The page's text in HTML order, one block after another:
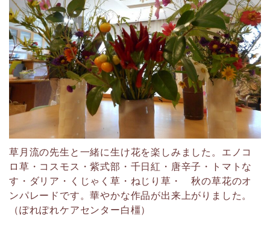
草月流の先生と一緒に生け花を楽しみました。エノコ
ロ草・コスモス・紫式部・千日紅・唐辛子・トマトな
す・ダリア・くじゃく草・ねじり草・ 秋の草花のオ
ンパレードです。華やかな作品が出来上がりました。
（ぽれぽれケアセンター白橿）